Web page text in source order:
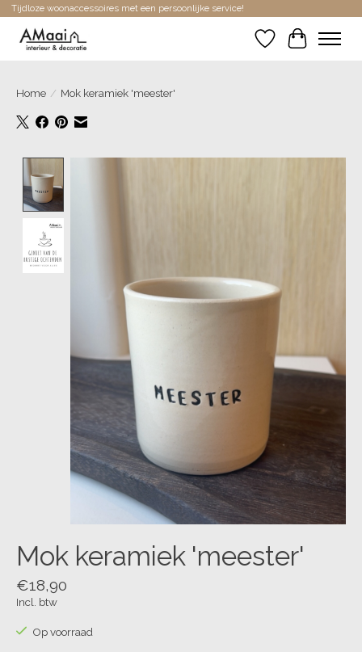
Tijdloze woonaccessoires met een persoonlijke service!
Verlanglijst
Home / Mok keramiek 'meester'
Mok keramiek 'meester'
€18,90
Incl. btw
Op voorraad